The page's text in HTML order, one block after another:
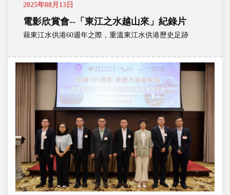
2025年08月13日
電影欣賞會--「東江之水越山來」紀錄片
藉東江水供港60週年之際，重溫東江水供港歷史足跡